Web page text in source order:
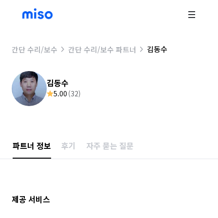
간단 수리/보수 간단 수리/보수 파트너 김동수
김동수
5.00 (32)
파트너 정보 후기 자주 묻는 질문
제공 서비스